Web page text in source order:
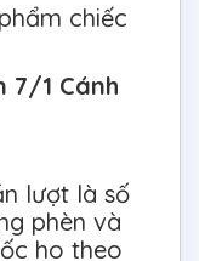
chiếc
7/1 Cánh
lượt là số
phèn và
ho theo